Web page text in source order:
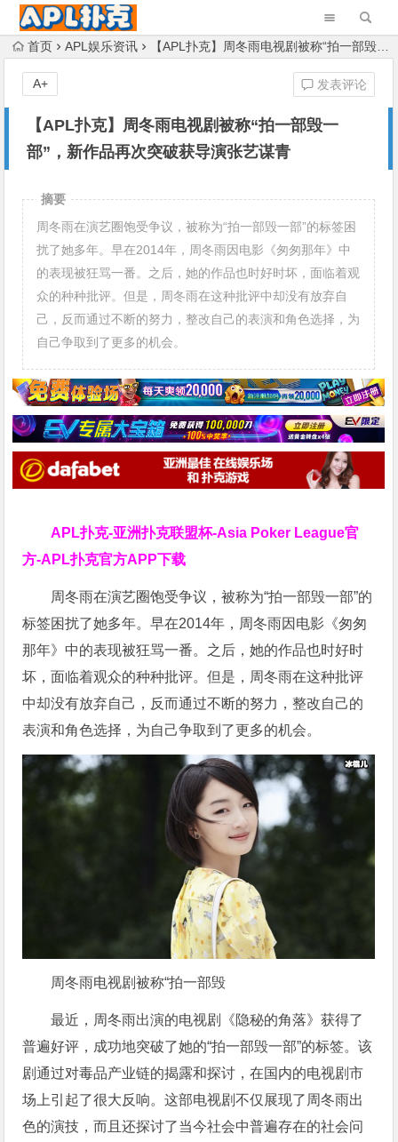
首页 APL娱乐资讯 【APL扑克】周冬雨电视剧被称“拍一部毁一部”，新作品再次突破获导演张艺谋青
【APL扑克】周冬雨电视剧被称“拍一部毁一
部”，新作品再次突破获导演张艺谋青
发表评论
A+
摘要
周冬雨在演艺圈饱受争议，被称为“拍一部毁一部”的标签困
扰了她多年。早在2014年，周冬雨因电影《匆匆那年》中
的表现被狂骂一番。之后，她的作品也时好时坏，面临着观
众的种种批评。但是，周冬雨在这种批评中却没有放弃自
己，反而通过不断的努力，整改自己的表演和角色选择，为
自己争取到了更多的机会。
APL扑克-亚洲扑克联盟杯-Asia Poker League官
方-APL扑克官方APP下载
周冬雨在演艺圈饱受争议，被称为“拍一部毁一部”的
标签困扰了她多年。早在2014年，周冬雨因电影《匆匆
那年》中的表现被狂骂一番。之后，她的作品也时好时
坏，面临着观众的种种批评。但是，周冬雨在这种批评
中却没有放弃自己，反而通过不断的努力，整改自己的
表演和角色选择，为自己争取到了更多的机会。
周冬雨电视剧被称“拍一部毁
最近，周冬雨出演的电视剧《隐秘的角落》获得了
普遍好评，成功地突破了她的“拍一部毁一部”的标签。该
剧通过对毒品产业链的揭露和探讨，在国内的电视剧市
场上引起了很大反响。这部电视剧不仅展现了周冬雨出
色的演技，而且还探讨了当今社会中普遍存在的社会问